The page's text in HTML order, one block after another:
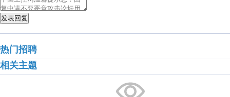
发表回复
热门招聘
相关主题